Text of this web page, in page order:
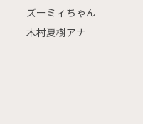
ズーミィちゃん
木村夏樹アナ